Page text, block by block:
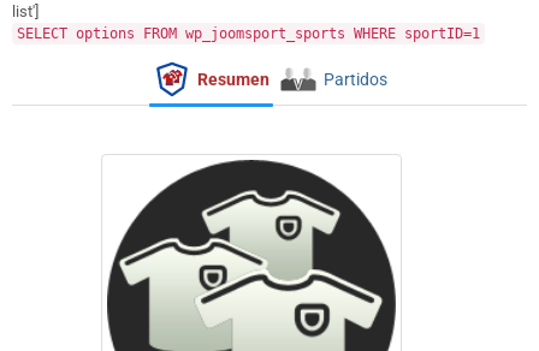
list']
SELECT options FROM wp_joomsport_sports WHERE sportID=1
Resumen Partidos